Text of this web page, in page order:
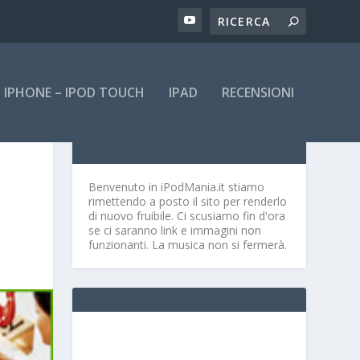
IPHONE – IPOD TOUCH IPAD RECENSIONI
Benvenuto in iPodMania.it stiamo
rimettendo a posto il sito per renderlo
di nuovo fruibile. Ci scusiamo fin d'ora
se ci saranno link e immagini non
funzionanti. La musica non si fermerà.